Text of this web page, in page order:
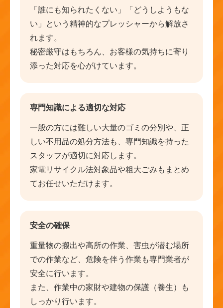
「誰にも知られたくない」「どうしようもな
い」という精神的なプレッシャーから解放さ
れます。
秘密厳守はもちろん、お客様の気持ちに寄り
添った対応を心がけています。
専門知識による適切な対応
一般の方には難しい大量のゴミの分別や、正
しい不用品の処分方法も、専門知識を持った
スタッフが適切に対応します。
家電リサイクル法対象品や粗大ごみもまとめ
てお任せいただけます。
安全の確保
重量物の搬出や高所の作業、害虫が潜む場所
での作業など、危険を伴う作業も専門業者が
安全に行います。
また、作業中の家財や建物の保護（養生）も
しっかり行います。